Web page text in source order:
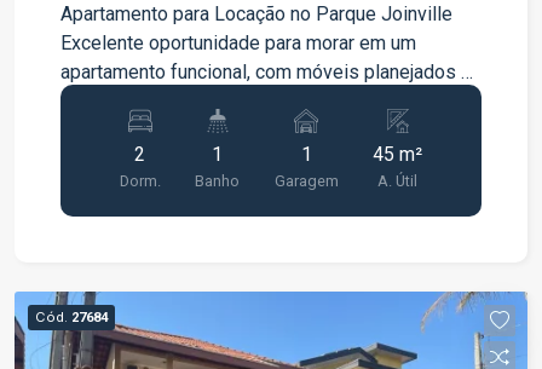
Apartamento para Locação no Parque Joinville
Excelente oportunidade para morar em um
apartamento funcional, com móveis planejados e
excelente aproveitamento dos ambientes. O
imóvel dispõe de: 2 dormitórios, sendo 1 com
guarda-roupa planejado Sala com móveis
planejados Cozinha com armários planejados e
cooktop Banheiro com armário planejado e box
oferece praticidade e conforto, sendo ideal para
quem busca um imóvel pronto para morar, em
uma localização com fácil acesso aos principais
2
Dorm.
1
Banho
1
Garagem
45 m²
A. Útil
Cód. 27684